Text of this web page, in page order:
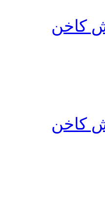
کاخن
کاخن